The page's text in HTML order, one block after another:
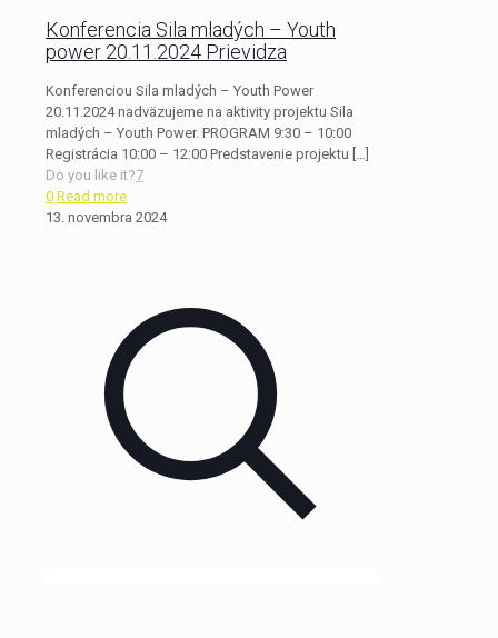
Konferencia Sila mladých – Youth
power 20.11.2024 Prievidza
Konferenciou Sila mladých – Youth Power
20.11.2024 nadväzujeme na aktivity projektu Sila
mladých – Youth Power. PROGRAM 9:30 – 10:00
Registrácia 10:00 – 12:00 Predstavenie projektu […]
Do you like it?7
0 Read more
13. novembra 2024